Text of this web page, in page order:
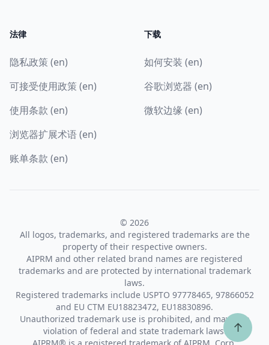
法律
隐私政策 (en)
可接受使用政策 (en)
使用条款 (en)
浏览器扩展术语 (en)
账单条款 (en)
下载
如何安装 (en)
谷歌浏览器 (en)
微软边缘 (en)
© 2026
All logos, trademarks, and registered trademarks are the
property of their respective owners.
AIPRM and other related brand names are registered
trademarks and are protected by international trademark
laws.
Registered trademarks include USPTO 97778465, 97866052
and EU CTM EU18823472, EU18830896.
Unauthorized trademark use is prohibited, and may be a
violation of federal and state trademark laws.
↑